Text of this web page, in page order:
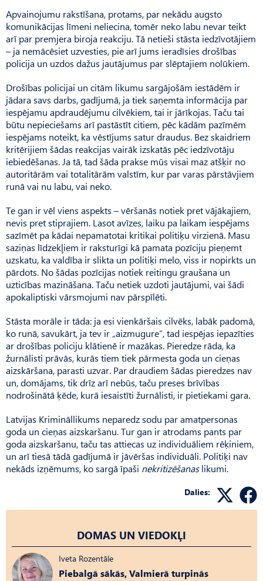
Apvainojumu rakstīšana, protams, par nekādu augsto
komunikācijas līmeni neliecina, tomēr neko labu nevar teikt
arī par premjera biroja reakciju. Tā netieši stāsta iedzīvotājiem
– ja nemācēsiet uzvesties, pie arī jums ieradīsies drošības
policija un uzdos dažus jautājumus par slēptajiem nolūkiem.
Drošības policijai un citām likumu sargājošām iestādēm ir
jādara savs darbs, gadījumā, ja tiek saņemta informācija par
iespējamu apdraudējumu cilvēkiem, tai ir jārīkojas. Taču tai
būtu nepieciešams arī pastāstīt citiem, pēc kādām pazīmēm
iespējams noteikt, ka vēstījums satur draudus. Bez skaidriem
kritērijiem šādas reakcijas vairāk izskatās pēc iedzīvotāju
iebiedēšanas. Ja tā, tad šāda prakse mūs visai maz atšķir no
autoritārām vai totalitārām valstīm, kur par varas pārstāvjiem
runā vai nu labu, vai neko.
Te gan ir vēl viens aspekts – vēršanās notiek pret vājākajiem,
nevis pret stiprajiem. Lasot avīzes, laiku pa laikam iespējams
sazīmēt pa kādai nepamatotai kritikai politiķu virzienā. Masu
saziņas līdzekļiem ir raksturīgi kā pamata pozīciju pieņemt
uzskatu, ka valdība ir slikta un politiķi melo, viss ir nopirkts un
pārdots. No šādas pozīcijas notiek reitingu graušana un
uzticības mazināšana. Taču netiek uzdoti jautājumi, vai šādi
apokaliptiski vārsmojumi nav pārspīlēti.
Stāsta morāle ir tāda: ja esi vienkāršais cilvēks, labāk padomā,
ko runā, savukārt, ja tev ir „aizmugure”, tad iespējas iepazīties
ar drošības policiju klātienē ir mazākas. Pieredze rāda, ka
žurnālisti prāvās, kurās tiem tiek pārmesta goda un cieņas
aizskāršana, parasti uzvar. Par draudiem šādas pieredzes nav
un, domājams, tik drīz arī nebūs, taču preses brīvības
nodrošinātā ķēde, kurā iesaistīti žurnālisti, ir pietiekami gara.
Latvijas Krimināllikums neparedz sodu par amatpersonas
goda un cieņas aizskaršanu. Tur gan ir atrodams pants par
goda aizskaršanu, taču tas attiecas uz individuāliem rēķiniem,
un arī tiesā tādā gadījumā ir jāvēršas individuāli. Politiķi nav
nekāds izņēmums, ko sargā īpaši nekritizēšanaslikumi.
Dalies:
DOMAS UN VIEDOKĻI
Iveta Rozentāle
Piebalgā sākās, Valmierā turpinās